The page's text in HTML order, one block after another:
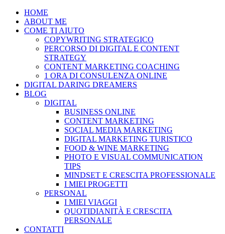
HOME
ABOUT ME
COME TI AIUTO
COPYWRITING STRATEGICO
PERCORSO DI DIGITAL E CONTENT
STRATEGY
CONTENT MARKETING COACHING
1 ORA DI CONSULENZA ONLINE
DIGITAL DARING DREAMERS
BLOG
DIGITAL
BUSINESS ONLINE
CONTENT MARKETING
SOCIAL MEDIA MARKETING
DIGITAL MARKETING TURISTICO
FOOD & WINE MARKETING
PHOTO E VISUAL COMMUNICATION
TIPS
MINDSET E CRESCITA PROFESSIONALE
I MIEI PROGETTI
PERSONAL
I MIEI VIAGGI
QUOTIDIANITÀ E CRESCITA
PERSONALE
CONTATTI